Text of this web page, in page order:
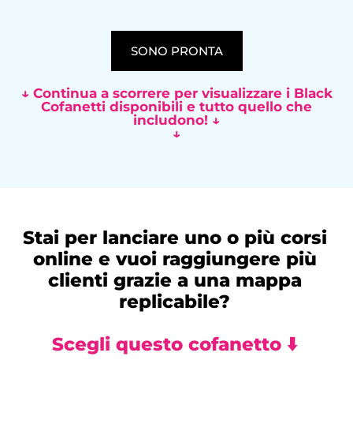
SONO PRONTA
↓ Continua a scorrere per visualizzare i Black
Cofanetti disponibili e tutto quello che
includono! ↓
↓
Stai per lanciare uno o più corsi
online e vuoi raggiungere più
clienti grazie a una mappa
replicabile?
Scegli questo cofanetto ⬇️